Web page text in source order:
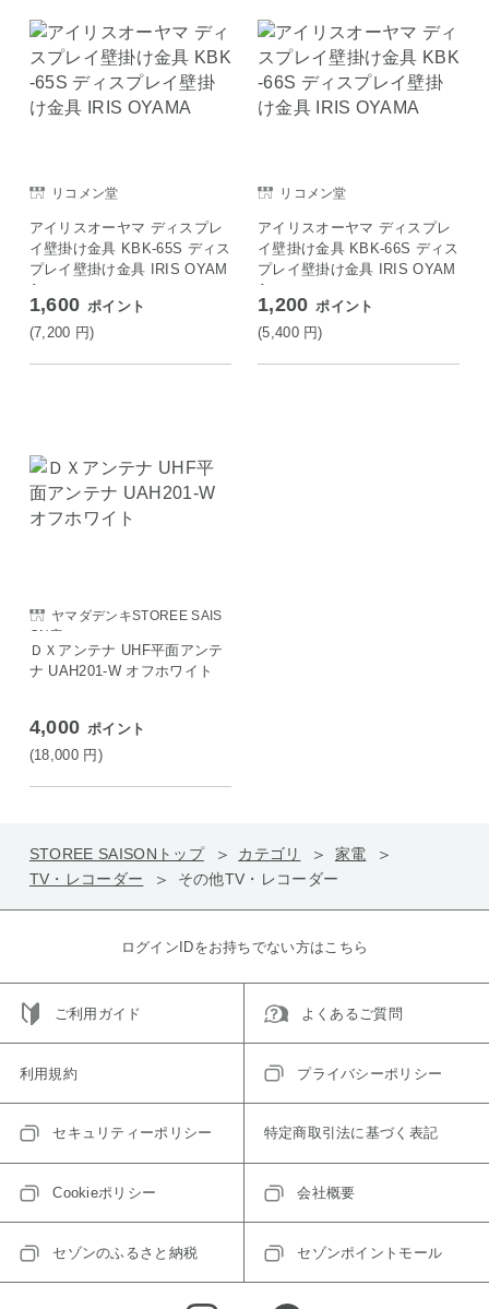
リコメン堂
アイリスオーヤマ ディスプレ
イ壁掛け金具 KBK-65S ディス
プレイ壁掛け金具 IRIS OYAM
A
1,600 ポイント
(7,200 円)
リコメン堂
アイリスオーヤマ ディスプレ
イ壁掛け金具 KBK-66S ディス
プレイ壁掛け金具 IRIS OYAM
A
1,200 ポイント
(5,400 円)
ヤマダデンキSTOREE SAIS
ON店
ＤＸアンテナ UHF平面アンテ
ナ UAH201-W オフホワイト
4,000 ポイント
(18,000 円)
STOREE SAISONトップ カテゴリ
家電
TV・レコーダー
その他TV・レコーダー
ログインIDをお持ちでない方はこちら
ご利用ガイド よくあるご質問
利用規約 プライバシーポリシー
セキュリティーポリシー 特定商取引法に基づく表記
Cookieポリシー 会社概要
セゾンのふるさと納税 セゾンポイントモール